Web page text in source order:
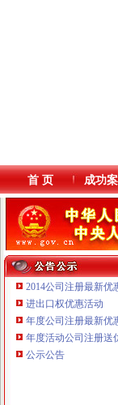
本站导航
首 页 成功
2014公司注册最新优
进出口权优惠活动
年度公司注册最新优
年度活动公司注册送
公示公告
重庆鸽牌电线电缆有
重庆傲志众达投资咨